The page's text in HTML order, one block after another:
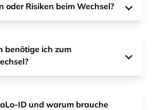
oder Risiken beim Wechsel?
benötige ich zum
ID und warum brauche